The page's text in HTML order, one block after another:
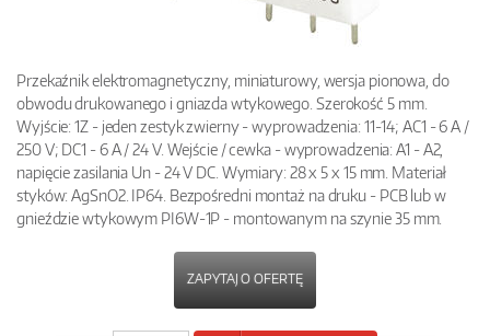
Przekaźnik elektromagnetyczny, miniaturowy, wersja pionowa, do
obwodu drukowanego i gniazda wtykowego. Szerokość 5 mm.
Wyjście: 1Z - jeden zestyk zwierny - wyprowadzenia: 11-14; AC1 - 6 A /
250 V; DC1 - 6 A / 24 V. Wejście / cewka - wyprowadzenia: A1 - A2,
napięcie zasilania Un - 24 V DC. Wymiary: 28 x 5 x 15 mm. Materiał
styków: AgSnO2. IP64. Bezpośredni montaż na druku - PCB lub w
gnieździe wtykowym PI6W-1P - montowanym na szynie 35 mm.
ZAPYTAJ O OFERTĘ